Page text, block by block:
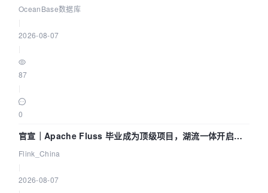
Agent 既当运动员又
OceanBase数据库
2026-08-07
87
0
官宣｜Apache Fluss 毕业成为顶级项目，湖流一体开启
Agentic Lake 全面实时化时代
Flink_China
2026-08-07